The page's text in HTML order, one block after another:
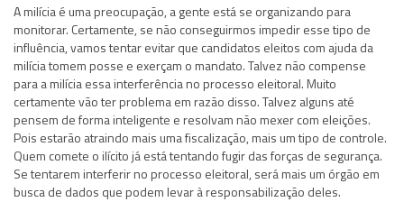
A milícia é uma preocupação, a gente está se organizando para
monitorar. Certamente, se não conseguirmos impedir esse tipo de
influência, vamos tentar evitar que candidatos eleitos com ajuda da
milícia tomem posse e exerçam o mandato. Talvez não compense
para a milícia essa interferência no processo eleitoral. Muito
certamente vão ter problema em razão disso. Talvez alguns até
pensem de forma inteligente e resolvam não mexer com eleições.
Pois estarão atraindo mais uma fiscalização, mais um tipo de controle.
Quem comete o ilícito já está tentando fugir das forças de segurança.
Se tentarem interferir no processo eleitoral, será mais um órgão em
busca de dados que podem levar à responsabilização deles.